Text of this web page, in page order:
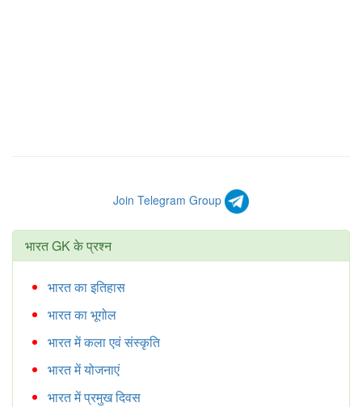
Join Telegram Group
भारत GK के प्रश्न
भारत का इतिहास
भारत का भूगोल
भारत में कला एवं संस्कृति
भारत में योजनाएं
भारत में प्रमुख दिवस